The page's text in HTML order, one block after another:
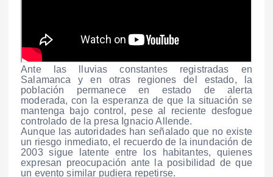
Ante las lluvias constantes registradas en
Salamanca y en otras regiones del estado, la
población permanece en estado de alerta
moderada, con la esperanza de que la situación se
mantenga bajo control, pese al reciente desfogue
controlado de la presa Ignacio Allende.
Aunque las autoridades han señalado que no existe
un riesgo inmediato, el recuerdo de la inundación de
2003 sigue latente entre los habitantes, quienes
expresan preocupación ante la posibilidad de que
un evento similar pudiera repetirse.